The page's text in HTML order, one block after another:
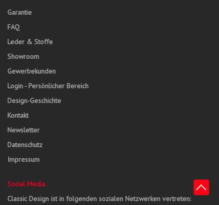
Garantie
FAQ
Leder & Stoffe
Showroom
Gewerbekunden
Login - Persönlicher Bereich
Design-Geschichte
Kontakt
Newsletter
Datenschutz
Impressum
Social Media
Classic Design ist in folgenden sozialen Netzwerken vertreten: